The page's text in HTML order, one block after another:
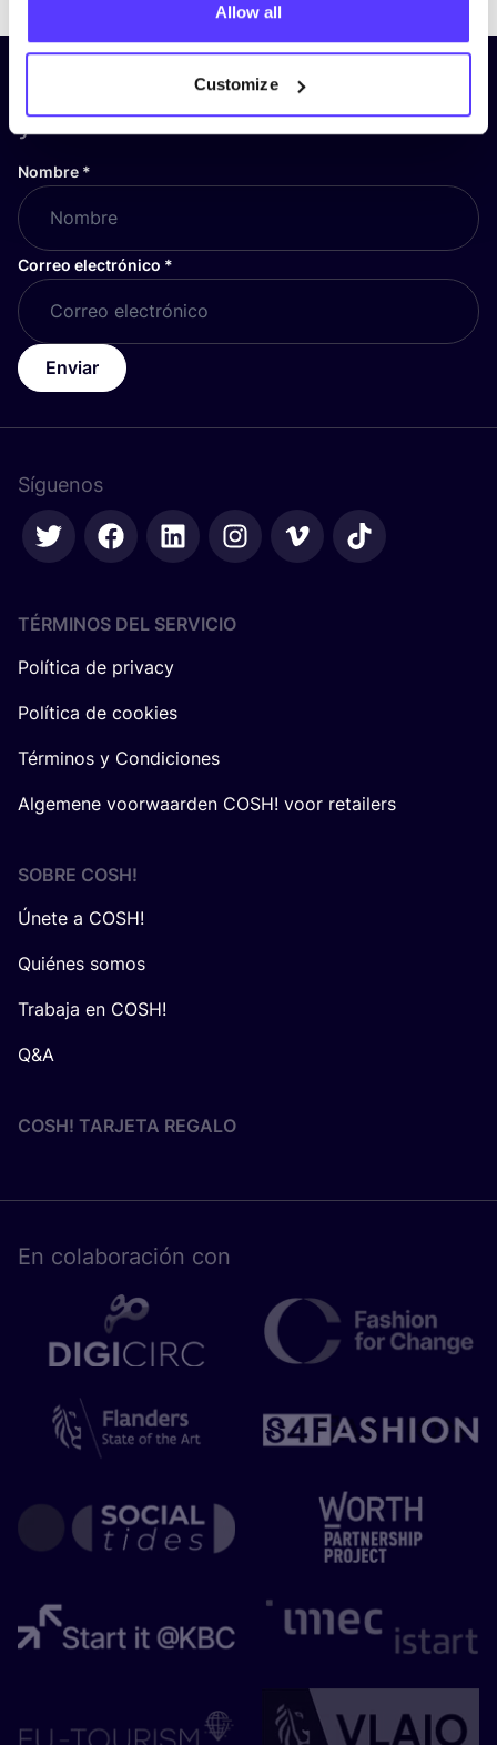
Allow all
Customize
¡Suscríbete a nuestro boletín
y mantente informado!
Nombre *
Correo electrónico *
Enviar
Síguenos
TÉRMINOS DEL SERVICIO
Política de privacy
Política de cookies
Términos y Condiciones
Algemene voorwaarden COSH! voor retailers
SOBRE COSH!
Únete a COSH!
Quiénes somos
Trabaja en COSH!
Q&A
COSH! TARJETA REGALO
En cola­bo­ra­ción con